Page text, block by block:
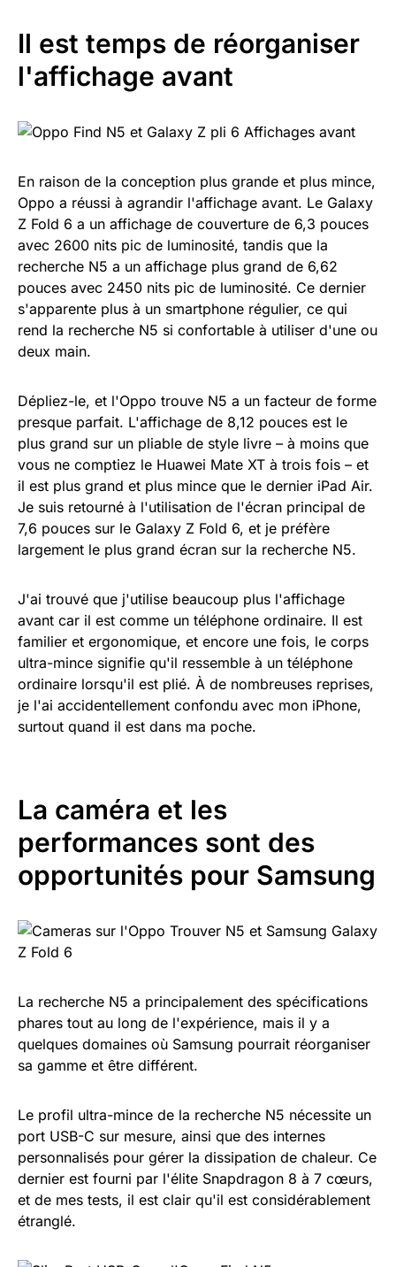
Il est temps de réorganiser
l'affichage avant
En raison de la conception plus grande et plus mince,
Oppo a réussi à agrandir l'affichage avant. Le Galaxy
Z Fold 6 a un affichage de couverture de 6,3 pouces
avec 2600 nits pic de luminosité, tandis que la
recherche N5 a un affichage plus grand de 6,62
pouces avec 2450 nits pic de luminosité. Ce dernier
s'apparente plus à un smartphone régulier, ce qui
rend la recherche N5 si confortable à utiliser d'une ou
deux main.
Dépliez-le, et l'Oppo trouve N5 a un facteur de forme
presque parfait. L'affichage de 8,12 pouces est le
plus grand sur un pliable de style livre – à moins que
vous ne comptiez le Huawei Mate XT à trois fois – et
il est plus grand et plus mince que le dernier iPad Air.
Je suis retourné à l'utilisation de l'écran principal de
7,6 pouces sur le Galaxy Z Fold 6, et je préfère
largement le plus grand écran sur la recherche N5.
J'ai trouvé que j'utilise beaucoup plus l'affichage
avant car il est comme un téléphone ordinaire. Il est
familier et ergonomique, et encore une fois, le corps
ultra-mince signifie qu'il ressemble à un téléphone
ordinaire lorsqu'il est plié. À de nombreuses reprises,
je l'ai accidentellement confondu avec mon iPhone,
surtout quand il est dans ma poche.
La caméra et les
performances sont des
opportunités pour Samsung
La recherche N5 a principalement des spécifications
phares tout au long de l'expérience, mais il y a
quelques domaines où Samsung pourrait réorganiser
sa gamme et être différent.
Le profil ultra-mince de la recherche N5 nécessite un
port USB-C sur mesure, ainsi que des internes
personnalisés pour gérer la dissipation de chaleur. Ce
dernier est fourni par l'élite Snapdragon 8 à 7 cœurs,
et de mes tests, il est clair qu'il est considérablement
étranglé.